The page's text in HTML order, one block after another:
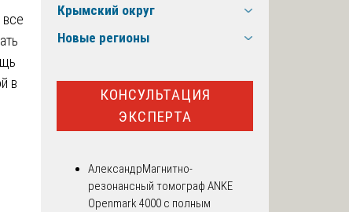
в
Крымский округ
Новые регионы
КОНСУЛЬТАЦИЯ
ЭКСПЕРТА
АлександрМагнитно-
резонансный томограф ANKE
Openmark 4000 с полным